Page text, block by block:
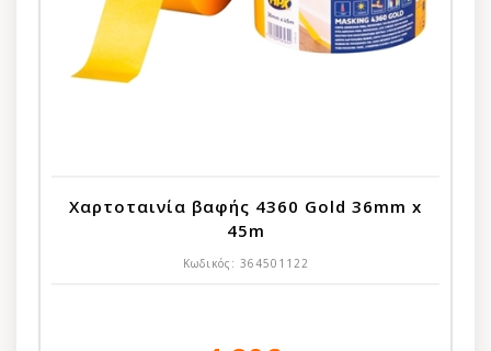
Χαρτοταινία βαφής 4360 Gold 36mm x
45m
Κωδικός: 364501122